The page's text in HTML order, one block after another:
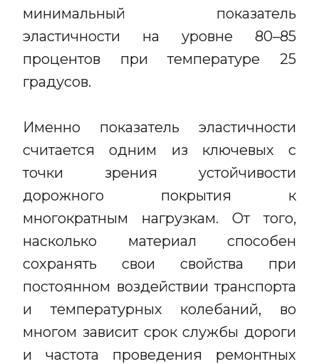
минимальный показатель
эластичности на уровне 80–85
процентов при температуре 25
градусов.
Именно показатель эластичности
считается одним из ключевых с
точки зрения устойчивости
дорожного покрытия к
многократным нагрузкам. От того,
насколько материал способен
сохранять свои свойства при
постоянном воздействии транспорта
и температурных колебаний, во
многом зависит срок службы дороги
и частота проведения ремонтных